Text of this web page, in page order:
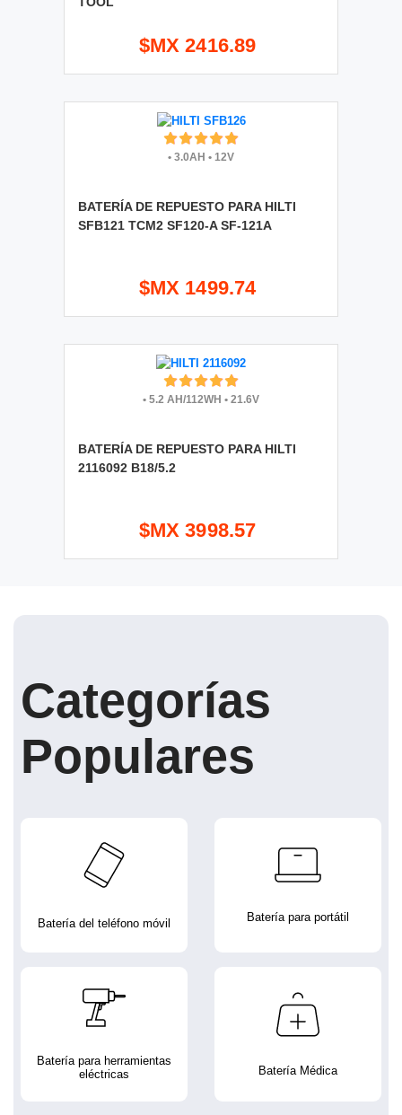
$MX 2416.89
• 3.0AH • 12V
BATERÍA DE REPUESTO PARA HILTI
SFB121 TCM2 SF120-A SF-121A
$MX 1499.74
• 5.2 AH/112WH • 21.6V
BATERÍA DE REPUESTO PARA HILTI
2116092 B18/5.2
$MX 3998.57
Categorías
Populares
Batería del teléfono móvil Batería para portátil
Batería para herramientas
eléctricas
Batería Médica